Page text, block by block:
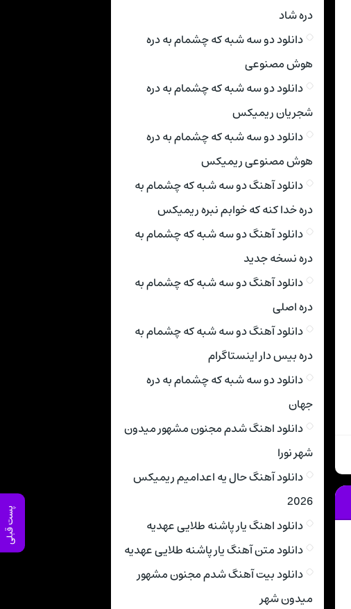
پست قبلی
دره شاد
دانلود دو سه شبه که چشمام به دره
هوش مصنوعی
دانلود دو سه شبه که چشمام به دره
شجریان ریمیکس
دانلود دو سه شبه که چشمام به دره
هوش مصنوعی ریمیکس
دانلود آهنگ دو سه شبه که چشمام به
دره خدا کنه که خوابم نبره ریمیکس
دانلود آهنگ دو سه شبه که چشمام به
دره نسخه جدید
دانلود آهنگ دو سه شبه که چشمام به
دره اصلی
دانلود آهنگ دو سه شبه که چشمام به
دره بیس دار اینستاگرام
دانلود دو سه شبه که چشمام به دره
جهان
دانلود اهنگ شدم مجنون مشهور میدون
شهر نورا
دانلود آهنگ حال یه اعدامیم ریمیکس
2026
دانلود اهنگ یار پاشنه طلایی عهدیه
دانلود متن آهنگ یار پاشنه طلایی عهدیه
دانلود بیت آهنگ شدم مجنون مشهور
میدون شهر